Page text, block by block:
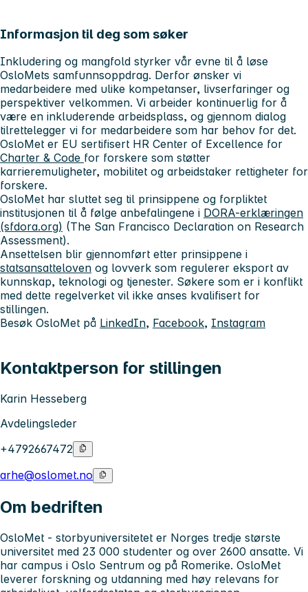
Informasjon til deg som søker
Inkludering og mangfold styrker vår evne til å løse
OsloMets samfunnsoppdrag. Derfor ønsker vi
medarbeidere med ulike kompetanser, livserfaringer og
perspektiver velkommen. Vi arbeider kontinuerlig for å
være en inkluderende arbeidsplass, og gjennom dialog
tilrettelegger vi for medarbeidere som har behov for det.
OsloMet er EU sertifisert HR Center of Excellence for
Charter & Code for forskere som støtter
karrieremuligheter, mobilitet og arbeidstaker rettigheter for
forskere.
OsloMet har sluttet seg til prinsippene og forpliktet
institusjonen til å følge anbefalingene i DORA-erklæringen
(sfdora.org) (The San Francisco Declaration on Research
Assessment).
Ansettelsen blir gjennomført etter prinsippene i
statsansatteloven og lovverk som regulerer eksport av
kunnskap, teknologi og tjenester. Søkere som er i konflikt
med dette regelverket vil ikke anses kvalifisert for
stillingen.
Besøk OsloMet på LinkedIn, Facebook, Instagram
Kontaktperson for stillingen
Karin Hesseberg
Avdelingsleder
+4792667472
arhe@oslomet.no
Om bedriften
OsloMet - storbyuniversitetet er Norges tredje største
universitet med 23 000 studenter og over 2600 ansatte. Vi
har campus i Oslo Sentrum og på Romerike. OsloMet
leverer forskning og utdanning med høy relevans for